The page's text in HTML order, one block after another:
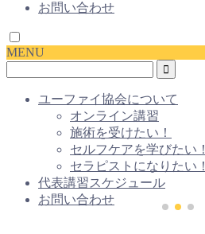
お問い合わせ
MENU
ユーファイ協会について
オンライン講習
施術を受けたい！
セルフケアを学びたい！
セラピストになりたい！
代表講習スケジュール
お問い合わせ